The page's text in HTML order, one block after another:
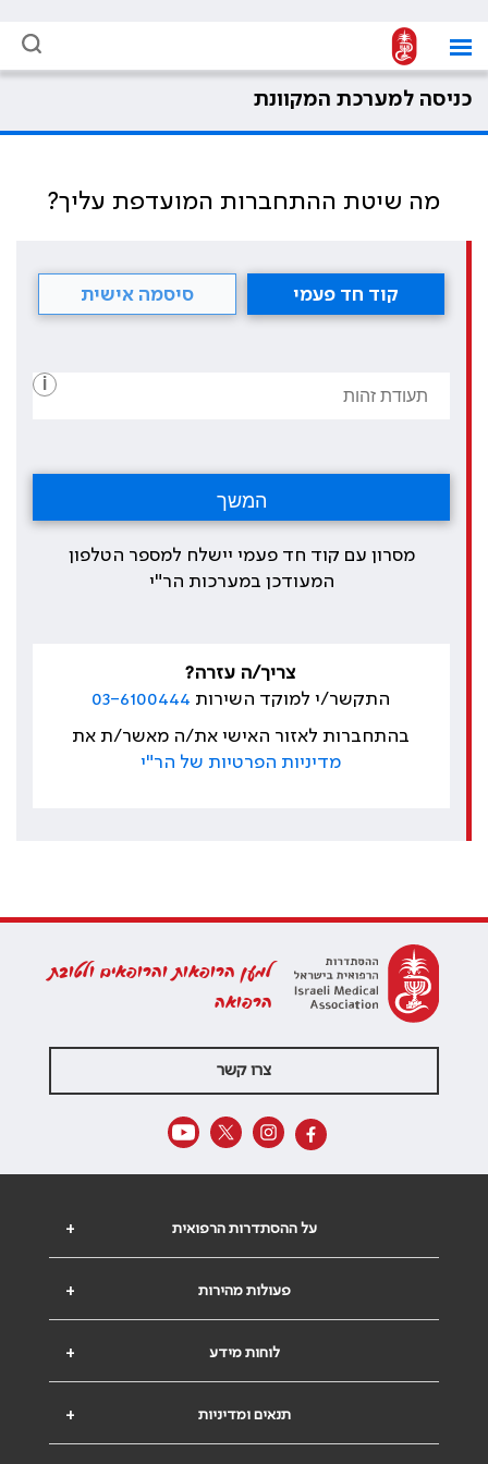
כניסה למערכת המקוונת
מה שיטת ההתחברות המועדפת עליך?
קוד חד פעמי סיסמה אישית
i
מסרון עם קוד חד פעמי יישלח למספר הטלפון
המעודכן במערכות הר"י
צריך/ה עזרה?
התקשר/י למוקד השירות 03-6100444
בהתחברות לאזור האישי את/ה מאשר/ת את
מדיניות הפרטיות של הר"י
למען הרופאות והרופאים ולטובת
הרפואה
צרו קשר
+ על ההסתדרות הרפואית
+ פעולות מהירות
+ לוחות מידע
+ תנאים ומדיניות